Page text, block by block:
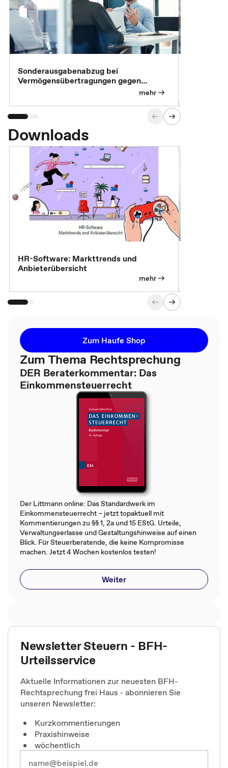
Sonderausgabenabzug bei
Vermögensübertragungen gegen
mehr
Downloads
HR-Software: Markttrends und
Anbieterübersicht
mehr
Zum Haufe Shop
Zum Thema Rechtsprechung
DER Beraterkommentar: Das
Einkommensteuerrecht
Der Littmann online: Das Standardwerk im
Einkommensteuerrecht – jetzt topaktuell mit
Kommentierungen zu §§ 1, 2a und 15 EStG. Urteile,
Verwaltungserlasse und Gestaltungshinweise auf einen
Blick. Für Steuerberatende, die keine Kompromisse
machen. Jetzt 4 Wochen kostenlos testen!
Weiter
Newsletter Steuern - BFH-
Urteilsservice
Aktuelle Informationen zur neuesten BFH-
Rechtsprechung frei Haus - abonnieren Sie
unseren Newsletter:
Kurzkommentierungen
Praxishinweise
wöchentlich